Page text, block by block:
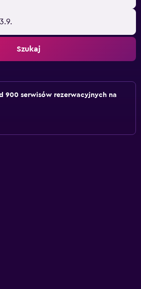
Szukaj
900 serwisów rezerwacyjnych na